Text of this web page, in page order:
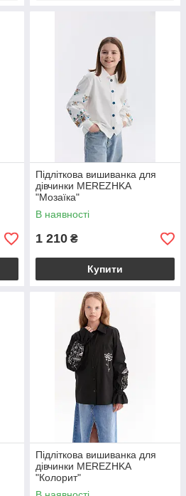
Підліткова вишиванка для
дівчинки MEREZHKA
"Мозаїка"
В наявності
1 210 ₴
Купити
Підліткова вишиванка для
дівчинки MEREZHKA
"Колорит"